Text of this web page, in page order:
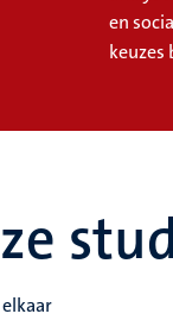
en
keuzes